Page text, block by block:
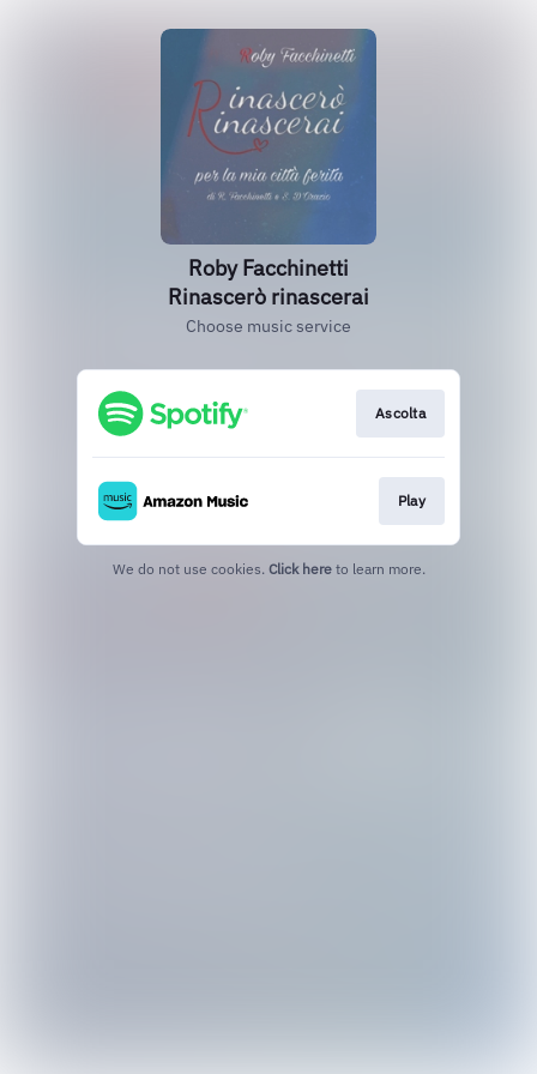
Roby Facchinetti
Rinascerò rinascerai
Choose music service
Ascolta
Play
We do not use cookies. Click here to learn more.